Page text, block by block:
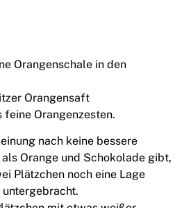
Orangenschale in den
Orangensaft
feine Orangenzesten.
nach keine bessere
Orange und Schokolade gibt,
Plätzchen noch eine Lage